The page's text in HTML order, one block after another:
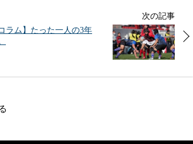
次の記事
コラム】たった一人の3年